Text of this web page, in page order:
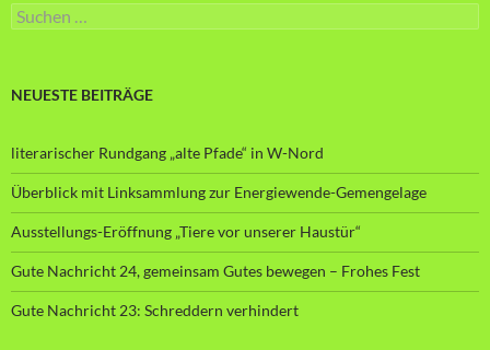
Suche
nach:
NEUESTE BEITRÄGE
literarischer Rundgang „alte Pfade“ in W-Nord
Überblick mit Linksammlung zur Energiewende-Gemengelage
Ausstellungs-Eröffnung „Tiere vor unserer Haustür“
Gute Nachricht 24, gemeinsam Gutes bewegen – Frohes Fest
Gute Nachricht 23: Schreddern verhindert